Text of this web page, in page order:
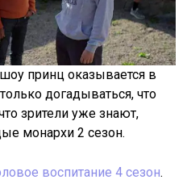
принц оказывается в
догадываться, что
зрители уже знают,
монархи 2 сезон.
воспитание 4 сезон.